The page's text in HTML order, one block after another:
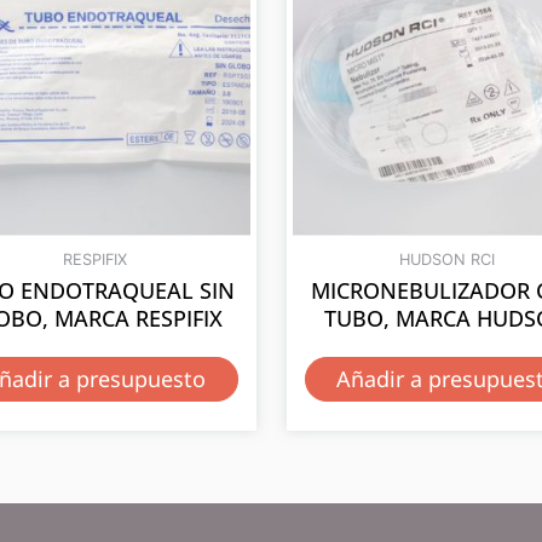
RESPIFIX
ENDOTRAQUEAL SIN
MARCA RESPIFIX
a presupuesto
HUDSON RCI
MICRONEBULIZADOR
TUBO, MARCA
Añadir a